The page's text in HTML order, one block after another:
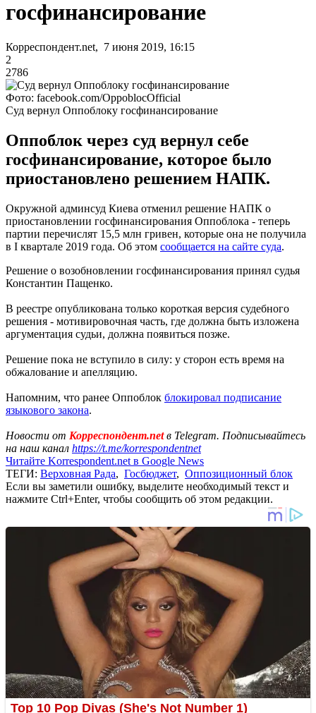
госфинансирование
Корреспондент.net, 7 июня 2019, 16:15
2
2786
Фото: facebook.com/OppoblocOfficial
Суд вернул Оппоблоку госфинансирование
Оппоблок через суд вернул себе
госфинансирование, которое было
приостановлено решением НАПК.
Окружной админсуд Киева отменил решение НАПК о
приостановлении госфинансирования Оппоблока - теперь
партии перечислят 15,5 млн гривен, которые она не получила
в I квартале 2019 года. Об этом сообщается на сайте суда.
Решение о возобновлении госфинансирования принял судья
Константин Пащенко.
В реестре опубликована только короткая версия судебного
решения - мотивировочная часть, где должна быть изложена
аргументация судьи, должна появиться позже.
Решение пока не вступило в силу: у сторон есть время на
обжалование и апелляцию.
Напомним, что ранее Оппоблок блокировал подписание
языкового закона.
Новости от Корреспондент.netв Telegram. Подписывайтесь
на наш канал https://t.me/korrespondentnet
Читайте Korrespondent.net в Google News
ТЕГИ: Верховная Рада, Госбюджет, Оппозиционный блок
Если вы заметили ошибку, выделите необходимый текст и
нажмите Ctrl+Enter, чтобы сообщить об этом редакции.